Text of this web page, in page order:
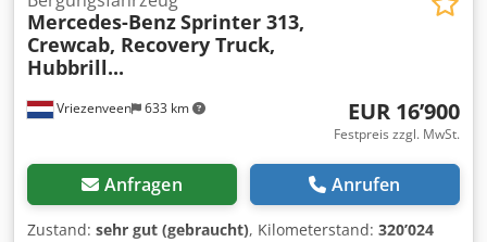
Vriezenveen 633 km
Mercedes-BenzSprinter 313,
Crewcab, Recovery Truck,
Hubbrill...
EUR 16’900
Festpreis zzgl. MwSt.
Anfragen Anrufen
Zustand: sehr gut (gebraucht), Kilometerstand: 320’024